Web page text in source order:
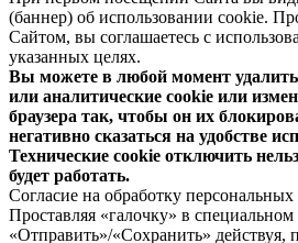
(баннер) об использовании cookie.
Сайтом, вы соглашаетесь с
указанных целях.
Вы можете в любой момент
или аналитические cookie или
браузера так, чтобы он их
негативно сказаться на удобстве
Технические cookie отключить
будет работать.
Согласие на обработку
Проставляя «галочку» в
«Отправить»/«Сохранить» действуя,